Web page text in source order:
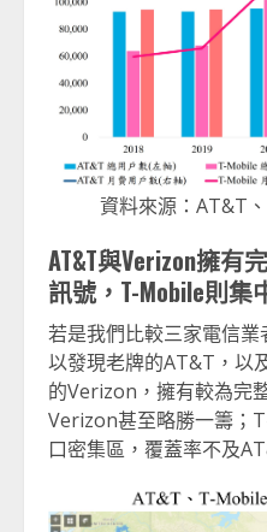
資料來源：AT&T
AT&T與Verizon擁有
訊號，T-Mobile則集
若是我們比較三家電信
以發現老牌的AT&T，以
的Verizon，擁有較為完
Verizon甚至略勝一籌；
口密集區，覆蓋率不及